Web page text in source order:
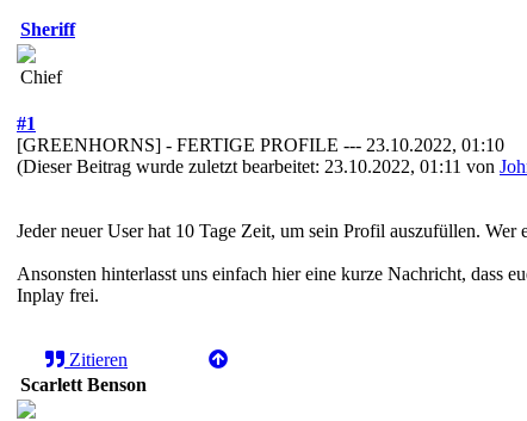
Sheriff
Chief
#1
[GREENHORNS] - FERTIGE PROFILE --- 23.10.2022, 01:10
(Dieser Beitrag wurde zuletzt bearbeitet: 23.10.2022, 01:11 von
Jeder neuer User hat 10 Tage Zeit, um sein Profil auszufüllen.
Ansonsten hinterlasst uns einfach hier eine kurze Nachricht, dass
Inplay frei.
Zitieren
Scarlett Benson